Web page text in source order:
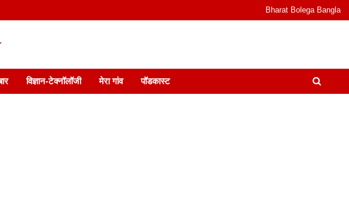
Bharat Bolega Bangla
Info, Trends & Podcast I जानकारी भी समझदारी भी और पॉडकास्ट
विज्ञान-टेक्नॉलॉजी मेरा गांव पॉडकास्ट